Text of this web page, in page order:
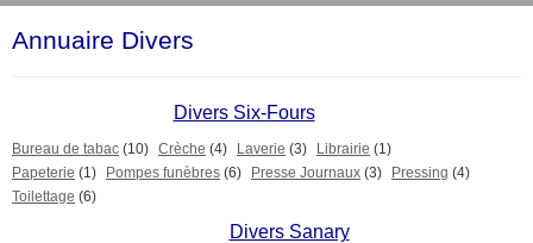
Annuaire Divers
Divers Six-Fours
Bureau de tabac (10) Crèche (4) Laverie (3) Librairie (1)
Papeterie (1) Pompes funèbres (6) Presse Journaux (3) Pressing (4)
Toilettage (6)
Divers Sanary